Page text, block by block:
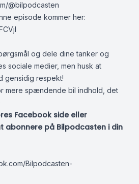
@bilpodcasten
episode kommer her:
og dele dine tanker og
sociale medier, men husk at
gensidig respekt!
mere spændende bil indhold, det
Facebook side eller
abonnere på Bilpodcasten i din
Bilpodcasten-